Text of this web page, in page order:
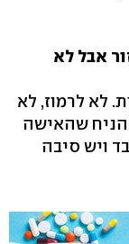
אבל לא
לא לרמוז, לא
שהאישה
ויש סיבה